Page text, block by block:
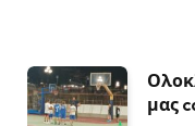
μας